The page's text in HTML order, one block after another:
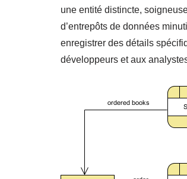
une entité distincte,
d’entrepôts de données
enregistrer des détails
développeurs et aux